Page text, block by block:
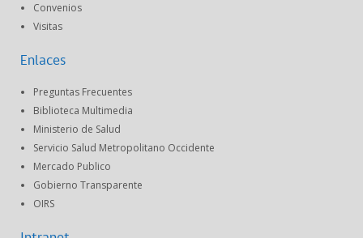
Convenios
Visitas
Enlaces
Preguntas Frecuentes
Biblioteca Multimedia
Ministerio de Salud
Servicio Salud Metropolitano Occidente
Mercado Publico
Gobierno Transparente
OIRS